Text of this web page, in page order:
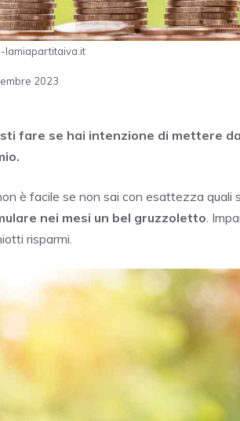
lamiapartitaiva.it
2023
fare se hai intenzione di mettere
è facile se non sai con esattezza quali
nei mesi un bel gruzzoletto .
risparmi.